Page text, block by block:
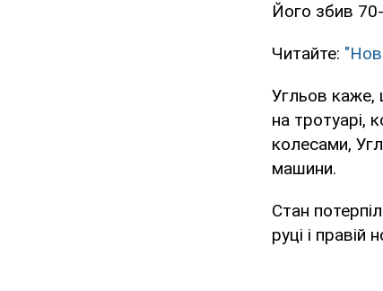
Його збив
Читайте:
Угльов каже,
на тротуарі,
колесами,
машини.
Стан
руці і правій